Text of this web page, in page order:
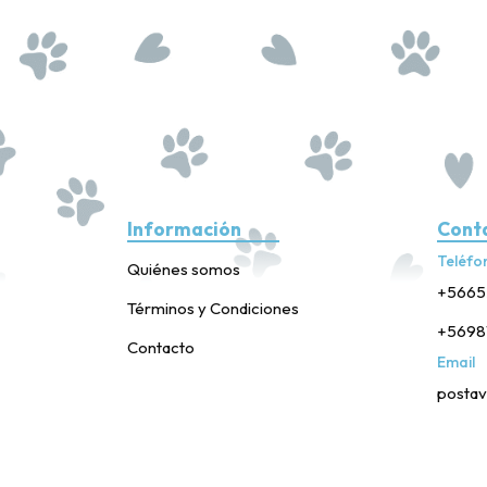
Información
Quiénes somos
Términos y Condiciones
Contacto
Email